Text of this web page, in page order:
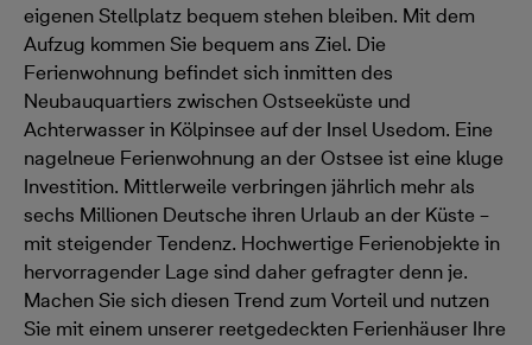
eigenen Stellplatz bequem stehen bleiben. Mit dem
Aufzug kommen Sie bequem ans Ziel. Die
Ferienwohnung befindet sich inmitten des
Neubauquartiers zwischen Ostseeküste und
Achterwasser in Kölpinsee auf der Insel Usedom. Eine
nagelneue Ferienwohnung an der Ostsee ist eine kluge
Investition. Mittlerweile verbringen jährlich mehr als
sechs Millionen Deutsche ihren Urlaub an der Küste –
mit steigender Tendenz. Hochwertige Ferienobjekte in
hervorragender Lage sind daher gefragter denn je.
Machen Sie sich diesen Trend zum Vorteil und nutzen
Sie mit einem unserer reetgedeckten Ferienhäuser Ihre